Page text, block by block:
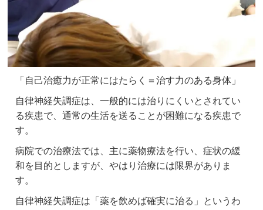
「自己治癒力が正常にはたらく＝治す力のある身体」
自律神経失調症は、一般的には治りにくいとされてい
る疾患で、通常の生活を送ることが困難になる疾患で
す。
病院での治療法では、主に薬物療法を行い、症状の緩
和を目的としますが、やはり治療には限界がありま
す。
自律神経失調症は「薬を飲めば確実に治る」というわ